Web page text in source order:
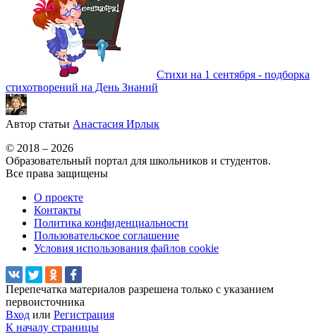
Стихи на 1 сентября - подборка
стихотворений на День Знаний
Автор статьи Анастасия Ирлык
© 2018 – 2026
Образовательный портал для школьников и студентов.
Все права защищены
О проекте
Контакты
Политика конфиденциальности
Пользовательское соглашение
Условия использования файлов cookie
Перепечатка материалов разрешена только с указанием
первоисточника
Вход или Регистрация
К началу страницы